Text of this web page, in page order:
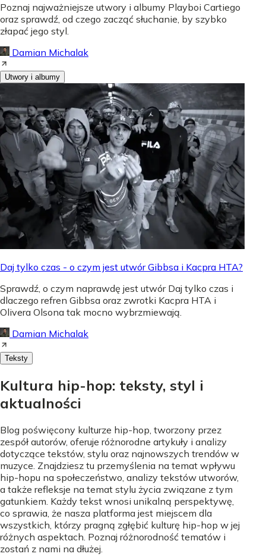
Poznaj najważniejsze utwory i albumy Playboi Cartiego
oraz sprawdź, od czego zacząć słuchanie, by szybko
złapać jego styl.
Damian Michalak
Utwory i albumy
Daj tylko czas - o czym jest utwór Gibbsa i Kacpra HTA?
Sprawdź, o czym naprawdę jest utwór Daj tylko czas i
dlaczego refren Gibbsa oraz zwrotki Kacpra HTA i
Olivera Olsona tak mocno wybrzmiewają.
Damian Michalak
Teksty
Kultura hip-hop: teksty, styl i
aktualności
Blog poświęcony kulturze hip-hop, tworzony przez
zespół autorów, oferuje różnorodne artykuły i analizy
dotyczące tekstów, stylu oraz najnowszych trendów w
muzyce. Znajdziesz tu przemyślenia na temat wpływu
hip-hopu na społeczeństwo, analizy tekstów utworów,
a także refleksje na temat stylu życia związane z tym
gatunkiem. Każdy tekst wnosi unikalną perspektywę,
co sprawia, że nasza platforma jest miejscem dla
wszystkich, którzy pragną zgłębić kulturę hip-hop w jej
różnych aspektach. Poznaj różnorodność tematów i
zostań z nami na dłużej.